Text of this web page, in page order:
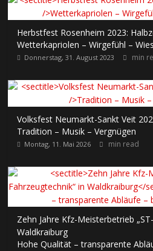
Herbstfest Rosenheim 2023:
Wetterkapriolen – Wirgefühl –
Donnerstag, 31. August 2023 min
Volksfest Neumarkt-Sankt Veit
Tradition – Musik – Vergnügen
Montag, 11. Mai 2026 min read
Zehn Jahre Kfz-Meisterbetrieb
Waldkraiburg
Hohe Qualität – transparente